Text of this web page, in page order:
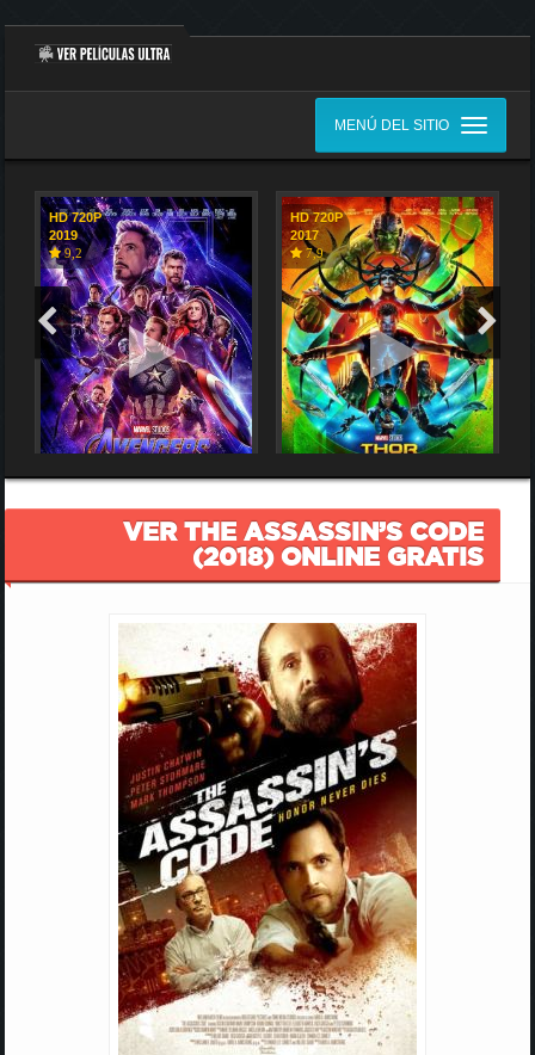
MENÚ DEL SITIO
HD 720P
2019
9,2
HD 720P
2017
7,9
VER THE ASSASSIN’S CODE
(2018) ONLINE GRATIS